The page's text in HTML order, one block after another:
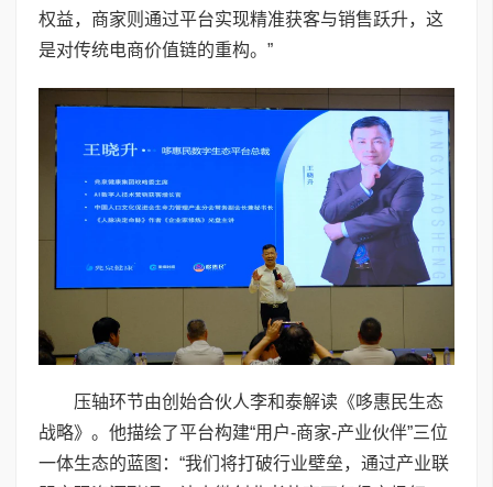
权益，商家则通过平台实现精准获客与销售跃升，这
是对传统电商价值链的重构。”
压轴环节由创始合伙人李和泰解读《哆惠民生态
战略》。他描绘了平台构建“用户-商家-产业伙伴”三位
一体生态的蓝图：“我们将打破行业壁垒，通过产业联